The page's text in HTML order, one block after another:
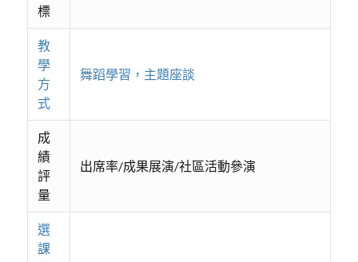
標
教
學
方
式
舞蹈學習，主題座談
成
績
評
量
出席率/成果展演/社區活動參演
選
課